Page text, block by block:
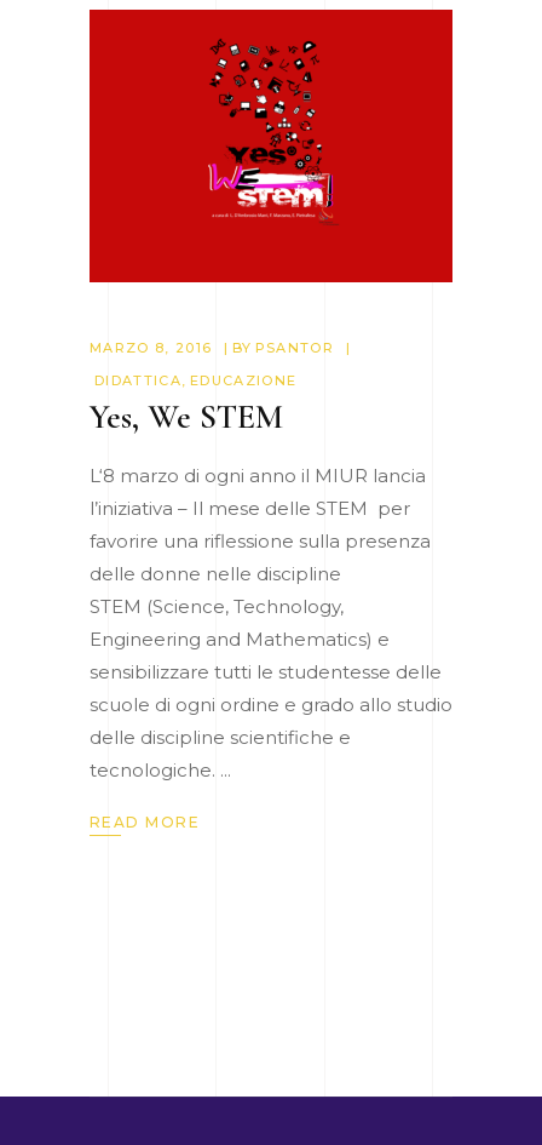
MARZO 8, 2016 BY PSANTOR
DIDATTICA, EDUCAZIONE
Yes, We STEM
L‘8 marzo di ogni anno il MIUR lancia
l’iniziativa – Il mese delle STEM per
favorire una riflessione sulla presenza
delle donne nelle discipline
STEM (Science, Technology,
Engineering and Mathematics) e
sensibilizzare tutti le studentesse delle
scuole di ogni ordine e grado allo studio
delle discipline scientifiche e
tecnologiche.
READ MORE